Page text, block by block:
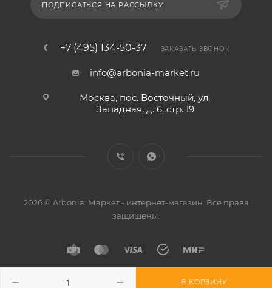
В КОРЗИНУ
ПОДПИСАТЬСЯ НА РАССЫЛКУ
+7 (495) 134-50-37 ЗАКАЗАТЬ ЗВОНОК
info@arbonia-market.ru
Москва, пос. Восточный, ул.
Западная, д. 6, стр. 19
2026 © Arbonia: Маркет - интернет-магазин. Все права
защищены.